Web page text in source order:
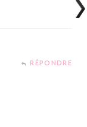
RÉPONDRE